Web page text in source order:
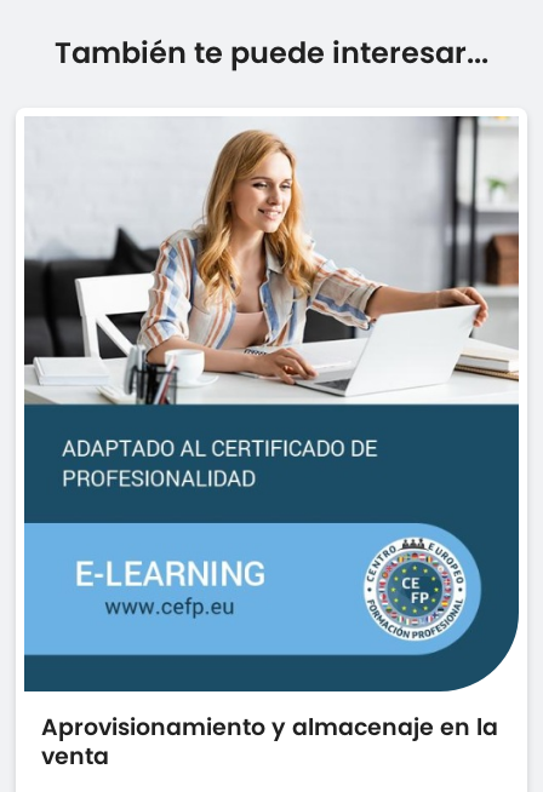
También te puede interesar...
Aprovisionamiento y almacenaje en la
venta